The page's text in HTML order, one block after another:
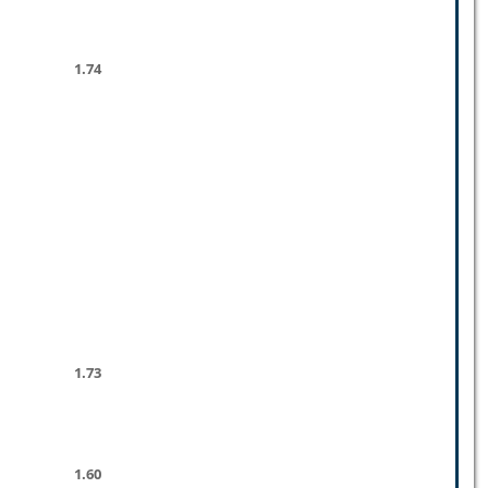
1.74
1.73
1.60